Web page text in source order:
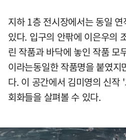
지하 1층 전시장에서는 동일
있다. 입구의 안팎에 이은우의
린 작품과 바닥에 놓인 작품
이라는동일한 작품명을 붙였
다. 이 공간에서 김미영의 신
회화들을 살펴볼 수 있다.